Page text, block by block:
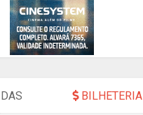
BILHETERIA